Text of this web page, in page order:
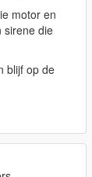
motor en
sirene die
blijf op de